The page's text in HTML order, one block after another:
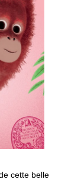
cette belle